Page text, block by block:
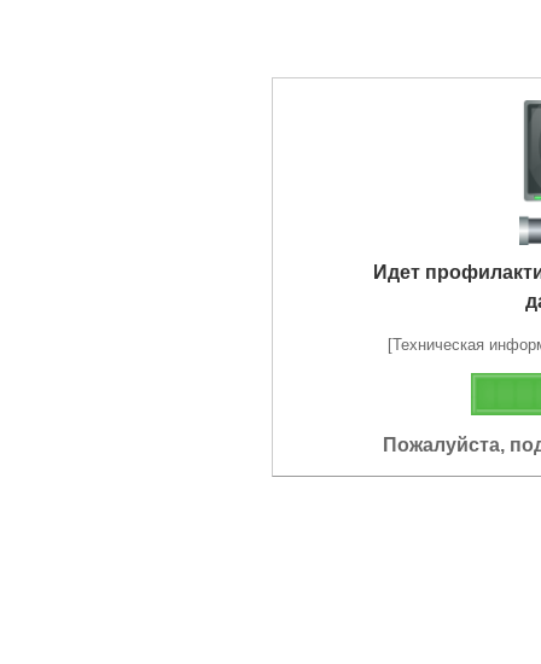
Идет
[Техническая
Пожалуйста,